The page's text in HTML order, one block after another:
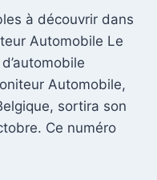
à découvrir dans
Automobile Le
Automobile,
sortira son
Ce numéro